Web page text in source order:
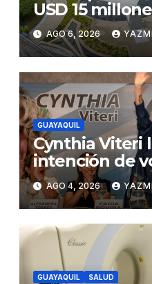
USD 15
SEGURA EP
seguridad
AGO 6, 2026
GUAYAQUIL
Cynthia Viteri
intención de
Andrés
un destacado
según
AGO 4, 2026
GUAYAQUIL SALUD